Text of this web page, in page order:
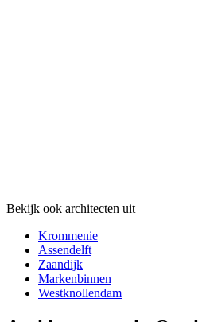
Bekijk ook architecten uit
Krommenie
Assendelft
Zaandijk
Markenbinnen
Westknollendam